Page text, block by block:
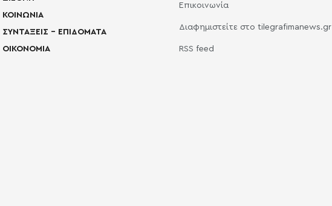
ΚΟΙΝΩΝΙΑ
ΣΥΝΤΑΞΕΙΣ – ΕΠΙΔΟΜΑΤΑ
ΟΙΚΟΝΟΜΙΑ
Επικοινωνία
Διαφημιστείτε στο tilegrafimanews.gr
RSS feed